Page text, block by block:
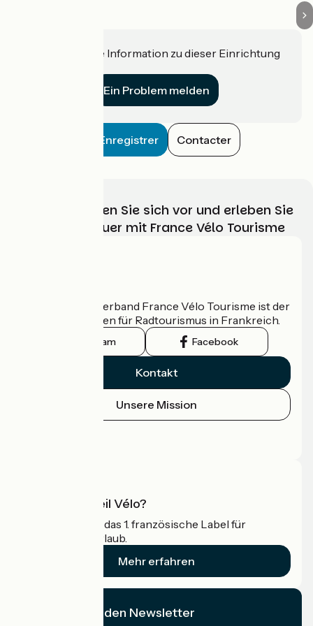
Haben Sie eine Information zu dieser Einrichtung
Ein Problem melden
Enregistrer Contacter
Wählen, bereiten Sie sich vor und erleben Sie
Ihr Radabenteuer mit France Vélo Tourisme
Der nationale Verband France Vélo Tourisme ist der
offizielle Leitfaden für Radtourismus in Frankreich.
Instagram Facebook
Kontakt
Unsere Mission
Was ist Accueil Vélo?
Accueil Vélo ist das 1. französische Label für
Radfahrer im Urlaub.
Mehr erfahren
Ich abonniere den Newsletter